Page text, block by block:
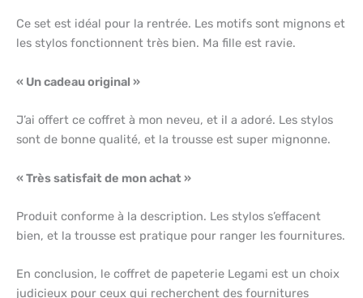
Ce set est idéal pour la rentrée. Les motifs sont mignons et
les stylos fonctionnent très bien. Ma fille est ravie.
« Un cadeau original »
J’ai offert ce coffret à mon neveu, et il a adoré. Les stylos
sont de bonne qualité, et la trousse est super mignonne.
« Très satisfait de mon achat »
Produit conforme à la description. Les stylos s’effacent
bien, et la trousse est pratique pour ranger les fournitures.
En conclusion, le coffret de papeterie Legami est un choix
judicieux pour ceux qui recherchent des fournitures